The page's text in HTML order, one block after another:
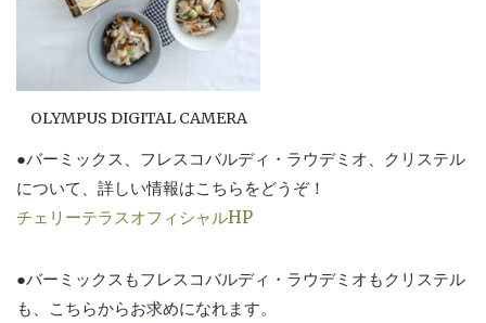
OLYMPUS DIGITAL CAMERA
●バーミックス、フレスコバルディ・ラウデミオ、クリステル
について、詳しい情報はこちらをどうぞ！
チェリーテラスオフィシャルHP
●バーミックスもフレスコバルディ・ラウデミオもクリステル
も、こちらからお求めになれます。